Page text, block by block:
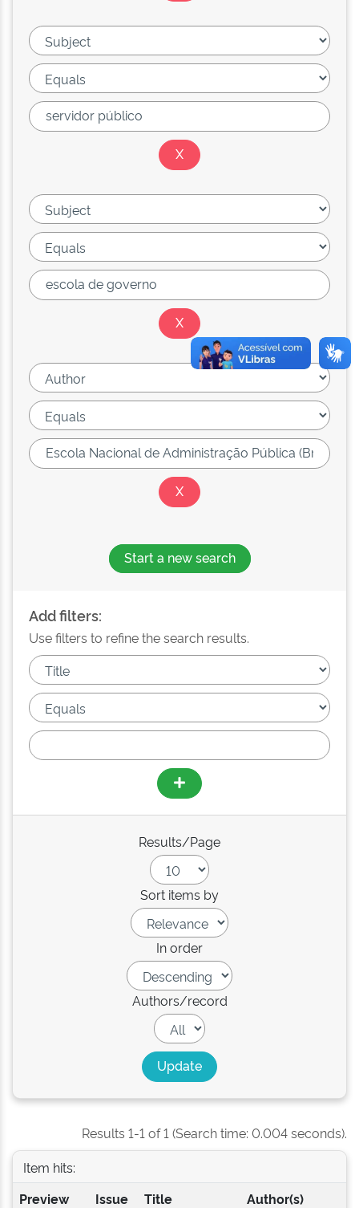
Start a new search
Add filters:
Use filters to refine the search results.
Results/Page
Sort items by
In order
Authors/record
Results 1-1 of 1 (Search time: 0.004 seconds).
Item hits:
Preview
Issue
Title Author(s)